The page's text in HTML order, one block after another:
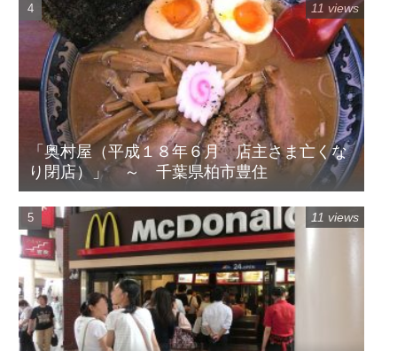
「奥村屋（平成１８年６月 店主さま亡くな
り閉店）」 ～ 千葉県柏市豊住
11 views
11 views